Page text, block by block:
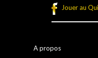
Jouer au
A propos